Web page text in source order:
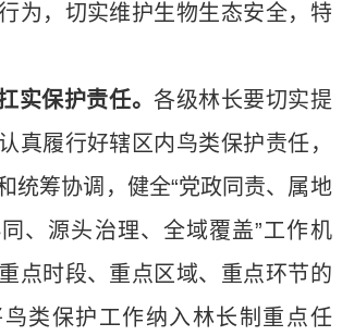
为，切实维护生物生态安全，特
实保护责任。各级林长要切实提
真履行好辖区内鸟类保护责任，
统筹协调，健全“党政同责、属地
、源头治理、全域覆盖”工作机
点时段、重点区域、重点环节的
类保护工作纳入林长制重点任